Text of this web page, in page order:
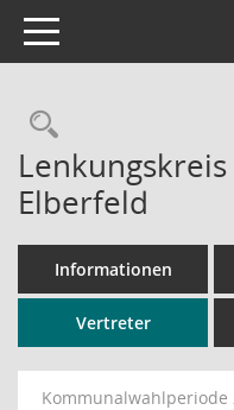
Toggle navigation
Elberfeld
Informationen
Vertreter
Kommunalwahlperiode